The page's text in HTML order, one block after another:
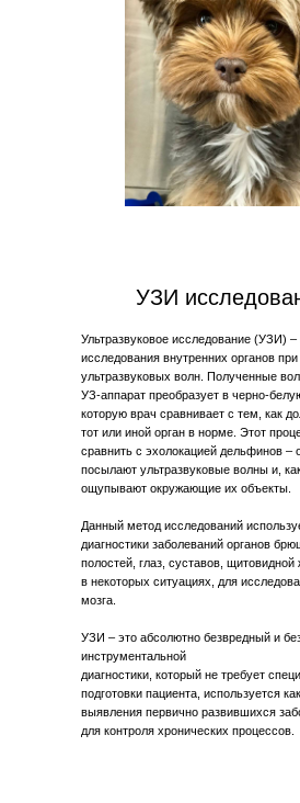
УЗИ
Ультразвуковое исследование (УЗИ) –
исследования внутренних органов
ультразвуковых волн. Полученные
УЗ-аппарат преобразует в черно-
которую врач сравнивает с тем, как
тот или иной орган в норме. Этот
сравнить с эхолокацией дельфинов –
посылают ультразвуковые волны и,
ощупывают окружающие их объекты.
Данный метод исследований
диагностики заболеваний органов
полостей, глаз, суставов, щитовидной
в некоторых ситуациях, для
мозга.
УЗИ – это абсолютно безвредный и
инструментальной
диагностики, который не требует
подготовки пациента, используется
выявления первично развившихся
для контроля хронических процессов.